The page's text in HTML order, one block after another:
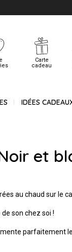
Carte
cadeau
IDÉES
et
au chaud sur le
son chez soi !
parfaitement